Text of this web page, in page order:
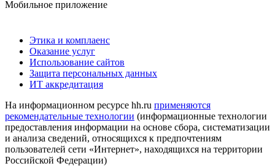
Мобильное приложение
Этика и комплаенс
Оказание услуг
Использование сайтов
Защита персональных данных
ИТ аккредитация
На информационном ресурсе hh.ru применяются
рекомендательные технологии (информационные технологии
предоставления информации на основе сбора, систематизации
и анализа сведений, относящихся к предпочтениям
пользователей сети «Интернет», находящихся на территории
Российской Федерации)